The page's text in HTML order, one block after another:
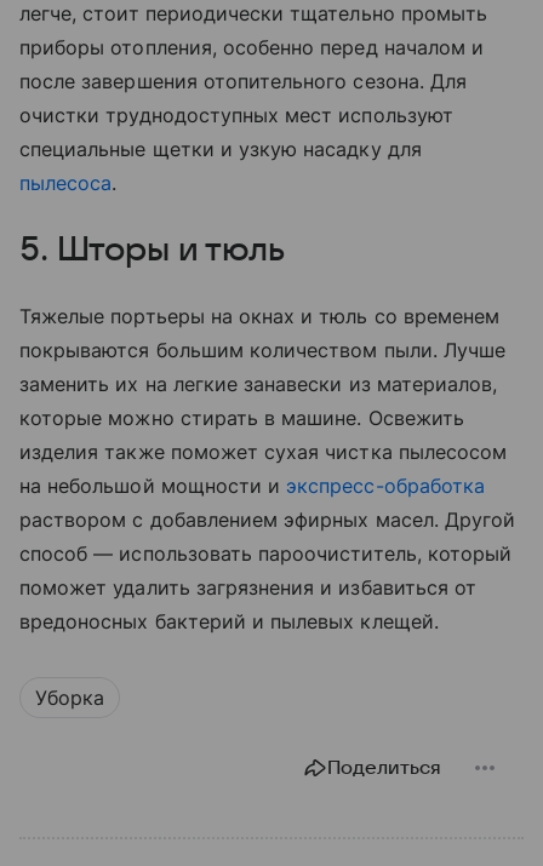
легче, стоит периодически тщательно промыть
приборы отопления, особенно перед началом и
после завершения отопительного сезона. Для
очистки труднодоступных мест используют
специальные щетки и узкую насадку для
пылесоса.
5. Шторы и тюль
Тяжелые портьеры на окнах и тюль со временем
покрываются большим количеством пыли. Лучше
заменить их на легкие занавески из материалов,
которые можно стирать в машине. Освежить
изделия также поможет сухая чистка пылесосом
на небольшой мощности и экспресс-обработка
раствором с добавлением эфирных масел. Другой
способ — использовать пароочиститель, который
поможет удалить загрязнения и избавиться от
вредоносных бактерий и пылевых клещей.
Уборка
Поделиться